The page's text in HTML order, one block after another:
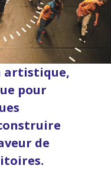
artistique,
pour
de